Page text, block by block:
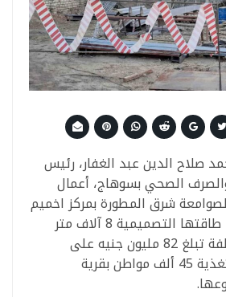
صلاح الدين عبد الغفار، رئيس
الصحي بسوهاج، أعمال
شرق المطورة بمركز اخميم
بسوهاج والتى تبلغ طاقتها التصميمية 8 آلاف متر
مكعب لكل يوم بتكلفة تبلغ 82 مليون جنيه على
مساحة 3200 متر لتغذية 45 ألف مواطن بقرية